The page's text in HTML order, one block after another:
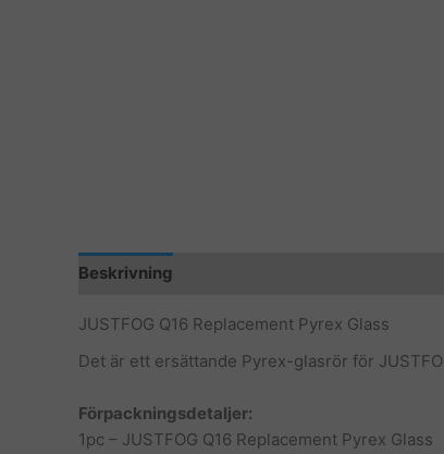
Beskrivning
JUSTFOG Q16 Replacement Pyrex Glass
Det är ett ersättande Pyrex-glasrör för
Förpackningsdetaljer:
1pc – JUSTFOG Q16 Replacement Pyrex Glass